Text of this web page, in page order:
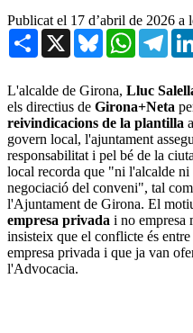
Publicat el 17 d’abril de 2026 a
Share X BlueskyWhatsApp
L'alcalde de Girona, Lluc
els directius de Girona+Neta
reivindicacions de la plantilla
govern local, l'ajuntament
responsabilitat i pel bé de la
local recorda que "ni l'alcalde
negociació del conveni", tal
l'Ajuntament de Girona. El
empresa privada i no empresa
insisteix que el conflicte és
empresa privada i que ja van
l'Advocacia.